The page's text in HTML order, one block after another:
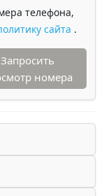
телефона,
сайта .
Запросить
номера